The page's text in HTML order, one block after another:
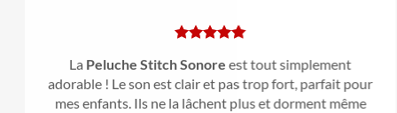
LaPeluche Stitch Sonoreest tout simplement
adorable ! Le son est clair et pas trop fort, parfait pour
mes enfants. Ils ne la lâchent plus et dorment même